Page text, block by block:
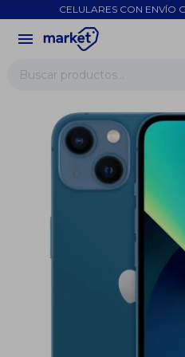
CELULARES CON ENVÍO
menu
close